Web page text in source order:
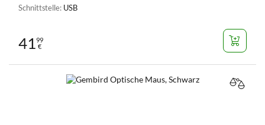
Schnittstelle: USB
4199
€